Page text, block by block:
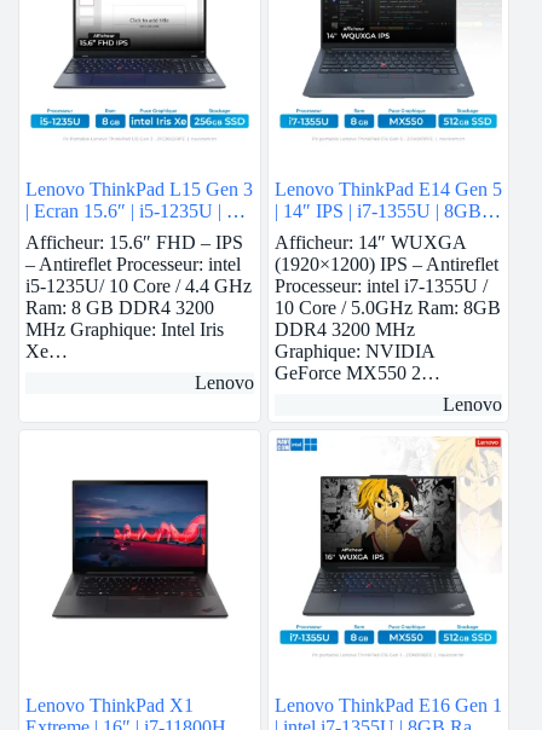
Lenovo ThinkPad L15 Gen 3
| Ecran 15.6″ | i5-1235U | 8
GB Ram | intel Iris Xe | 256
GB SSD
Afficheur: 15.6″ FHD – IPS
– Antireflet Processeur: intel
i5-1235U/ 10 Core / 4.4 GHz
Ram: 8 GB DDR4 3200
MHz Graphique: Intel Iris
Xe…
Lenovo
Lenovo ThinkPad E14 Gen 5
| 14″ IPS | i7-1355U | 8GB
Ram | Nvidia MX550 | 512
GB SSD
Afficheur: 14″ WUXGA
(1920×1200) IPS – Antireflet
Processeur: intel i7-1355U /
10 Core / 5.0GHz Ram: 8GB
DDR4 3200 MHz
Graphique: NVIDIA
GeForce MX550 2…
Lenovo
Lenovo ThinkPad X1
Lenovo ThinkPad E16 Gen 1